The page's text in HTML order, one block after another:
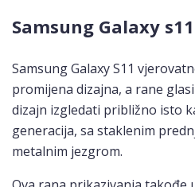
Samsung Galaxy
Samsung Galaxy S11
promijena dizajna, a rane
dizajn izgledati približno isto
generacija, sa staklenim
metalnim jezgrom.